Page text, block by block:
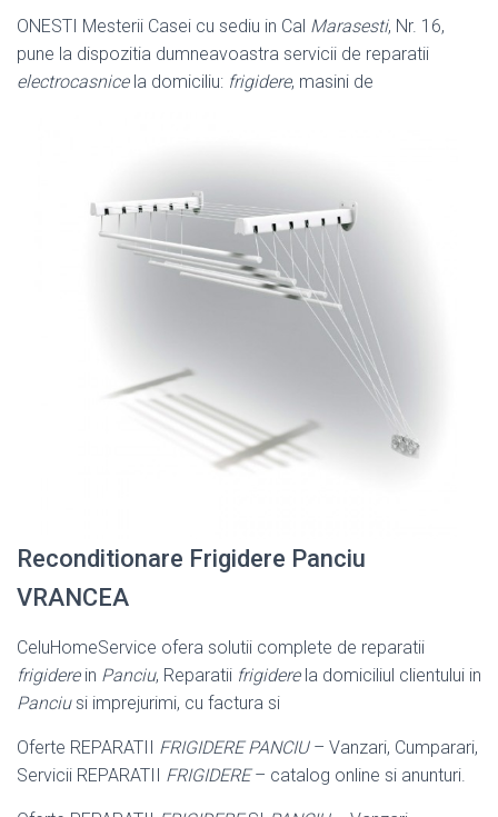
ONESTI Mesterii Casei cu sediu in Cal Marasesti, Nr. 16,
pune la dispozitia dumneavoastra servicii de reparatii
electrocasnicela domiciliu: frigidere, masini de
Reconditionare Frigidere Panciu
VRANCEA
CeluHomeService ofera solutii complete de reparatii
frigiderein Panciu, Reparatii frigiderela domiciliul clientului in
Panciusi imprejurimi, cu factura si
Oferte REPARATII FRIGIDERE PANCIU– Vanzari, Cumparari,
Servicii REPARATII FRIGIDERE– catalog online si anunturi.